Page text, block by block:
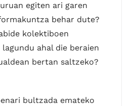
egiten ari garen
behar dute?
kolektiboen
ahal die beraien
bertan saltzeko?
bultzada emateko